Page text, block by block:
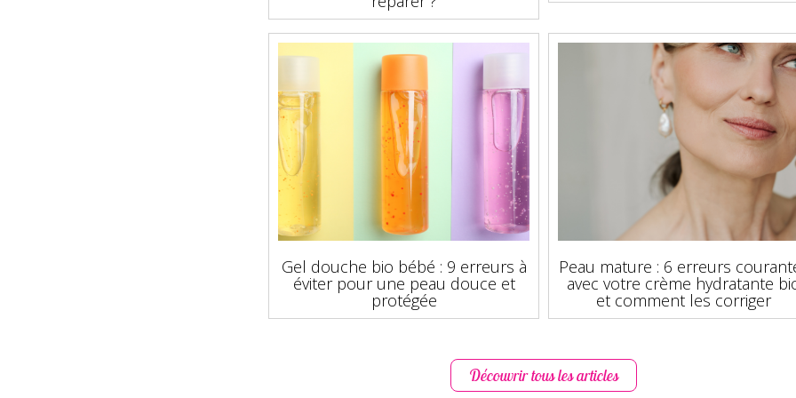
Gel douche bio bébé : 9 erreurs à
éviter pour une peau douce et
protégée
Peau mature : 6 erreurs
avec votre crème hydratante
et comment les corriger
Découvrir tous les articles